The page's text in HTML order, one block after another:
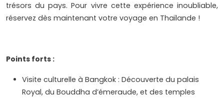
trésors du pays. Pour vivre cette expérience inoubliable,
réservez dès maintenant votre voyage en Thaïlande !
Points forts :
Visite culturelle à Bangkok : Découverte du palais
Royal, du Bouddha d’émeraude, et des temples